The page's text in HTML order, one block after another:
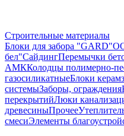
Строительные материалы
Блоки для забора "GARD"
бел"СайдингПеремычки
АМККолодцы полимерно-
газосиликатныеБлоки
системыЗаборы, ограждения
перекрытийЛюки
древесиныПрочее
смесиЭлементы